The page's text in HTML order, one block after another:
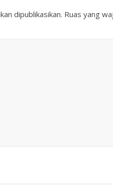
dipublikasikan. Ruas yang